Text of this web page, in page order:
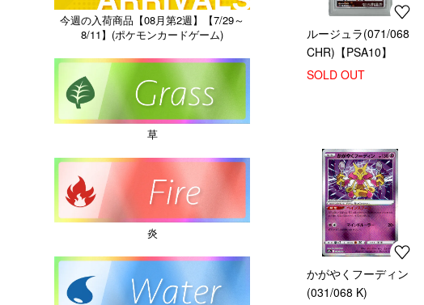
ルージュラ(071/068
CHR)【PSA10】
SOLD OUT
かがやくフーディン
(031/068 K)
今週の入荷商品【08月第2週】【7/29～
8/11】(ポケモンカードゲーム)
草
炎